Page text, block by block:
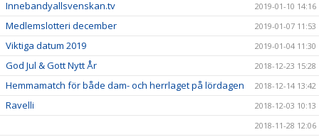
Innebandyallsvenskan.tv 2019-01-10 14:16
Medlemslotteri december 2019-01-07 11:53
Viktiga datum 2019 2019-01-04 11:30
God Jul & Gott Nytt År 2018-12-23 15:28
Hemmamatch för både dam- och herrlaget på lördagen 2018-12-14 13:42
Ravelli
2018-12-03 10:13
2018-11-28 12:06